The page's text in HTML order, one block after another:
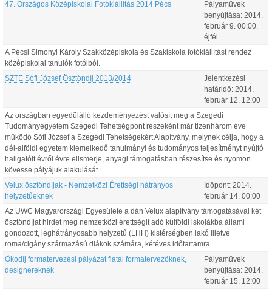
47. Országos Középiskolai Fotókiállítás 2014 Pécs
Pályaművek
benyújtása: 2014.
február 9 00:00
éjfél
A Pécsi Simonyi Károly Szakközépiskola és Szakiskola fotókiállítást rendez
középiskolai tanulók fotóiból.
SZTE Sófi József Ösztöndíj 2013/2014
Jelentkezési
határidő: 2014.
február 12 12:00
Az országban egyedülálló kezdeményezést valósít meg a Szegedi
Tudományegyetem Szegedi Tehetségpont részeként már tizenhárom éve
működő Sófi József a Szegedi Tehetségekért Alapítvány, melynek célja, hogy a
dél-alföldi egyetem kiemelkedő tanulmányi és tudományos teljesítményt nyújtó
hallgatóit évről évre elismerje, anyagi támogatásban részesítse és nyomon
kövesse pályájuk alakulását.
Velux ösztöndíjak - Nemzetközi Érettségi hátrányos
helyzetűeknek
Időpont: 2014.
február 14 00:00
Az UWC Magyarországi Egyesülete a dán Velux alapítvány támogatásával két
ösztöndíjat hirdet meg nemzetközi érettségit adó külföldi iskolákba állami
gondozott, leghátrányosabb helyzetű (LHH) kistérségben lakó illetve
roma/cigány származású diákok számára, kétéves időtartamra.
Ökodíj formatervezési pályázat fiatal formatervezőknek,
designereknek
Pályaművek
benyújtása: 2014.
február 15 12:00